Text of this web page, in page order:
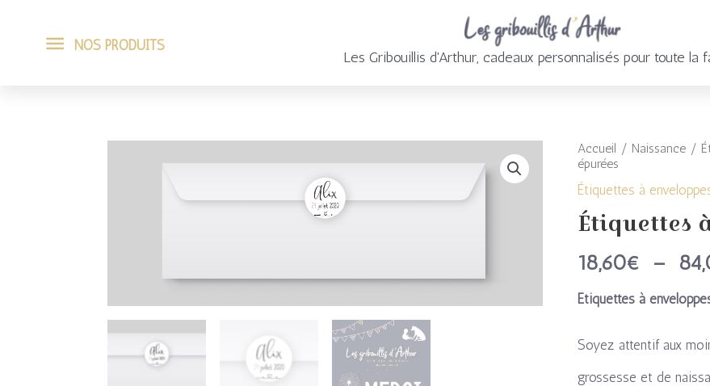
Les Gribouillis d'Arthur, cadeaux personnalisés pour toute la
NOSNOS PRODUITS
Accueil / Naissance /
épurées
Étiquettes à
Étiquettes
18,60€ –
Étiquettes à
Soyez attentif aux
grossesse et de
quantité
de
Étiquettes
à